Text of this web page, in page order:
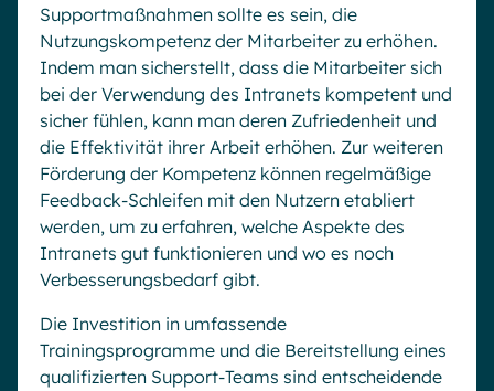
Supportmaßnahmen sollte es sein, die
Nutzungskompetenz der Mitarbeiter zu erhöhen.
Indem man sicherstellt, dass die Mitarbeiter sich
bei der Verwendung des Intranets kompetent und
sicher fühlen, kann man deren Zufriedenheit und
die Effektivität ihrer Arbeit erhöhen. Zur weiteren
Förderung der Kompetenz können regelmäßige
Feedback-Schleifen mit den Nutzern etabliert
werden, um zu erfahren, welche Aspekte des
Intranets gut funktionieren und wo es noch
Verbesserungsbedarf gibt.
Die Investition in umfassende
Trainingsprogramme und die Bereitstellung eines
qualifizierten Support-Teams sind entscheidende